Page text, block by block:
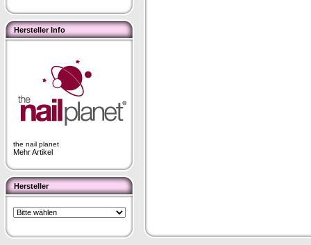
Hersteller Info
the nail planet
Mehr Artikel
Hersteller